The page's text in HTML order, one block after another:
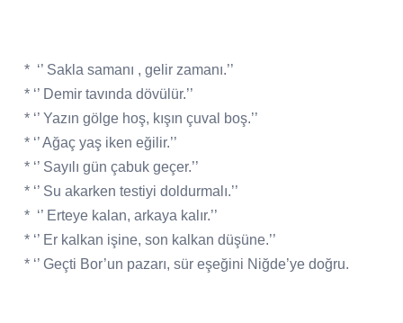
* ‘’ Sakla samanı , gelir zamanı.’’
* ‘’ Demir tavında dövülür.’’
* ‘’ Yazın gölge hoş, kışın çuval boş.’’
* ‘’ Ağaç yaş iken eğilir.’’
* ‘’ Sayılı gün çabuk geçer.’’
* ‘’ Su akarken testiyi doldurmalı.’’
* ‘’ Erteye kalan, arkaya kalır.’’
* ‘’ Er kalkan işine, son kalkan düşüne.’’
* ‘’ Geçti Bor’un pazarı, sür eşeğini Niğde’ye doğru.